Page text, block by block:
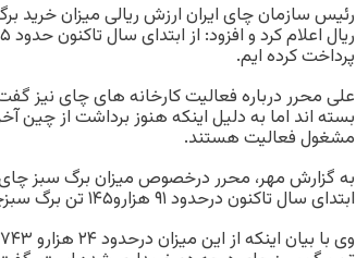
پرداخت کرده ایم.
مشغول فعالیت هستند.
به گزارش مهر، محرر درخصوص میزان برگ سبز چای
ابتدای سال تاکنون درحدود ۹۱ هزارو۱۴۵ تن برگ سبزچای از کشاورزان خریداری شده است.